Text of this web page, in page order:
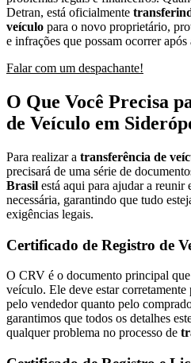
Detran, está oficialmente
veículo para o novo proprietário,
e infrações que possam ocorrer após
Falar com um despachante!
O Que Você Precisa
de Veículo em
Para realizar a transferência de
precisará de uma série de
Brasil está aqui para ajudar a
necessária, garantindo que tudo
exigências legais.
Certificado de Registro de
O CRV é o documento principal
veículo. Ele deve estar corretamente
pelo vendedor quanto pelo
garantimos que todos os detalhes
qualquer problema no processo de